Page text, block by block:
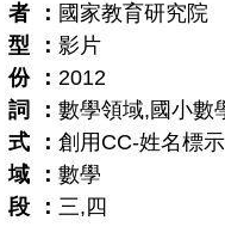
國家教育研究院
影片
2012
數學領域,國小數
創用CC-姓名標
數學
三, 四